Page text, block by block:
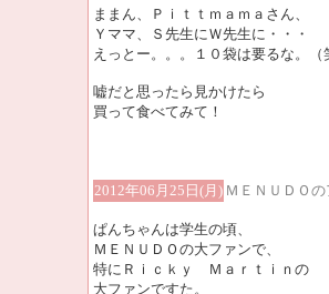
ままん、Ｐｉｔｔｍａｍａさん、
Ｙママ、Ｓ先生にＷ先生に・・・
えっとー。。。１０袋は要るな。（
嘘だと思ったら見かけたら
買って食べてみて！
2012年06月25日(月) ＭＥＮＵＤＯ
ぱんちゃんは学生の頃、
ＭＥＮＵＤＯの大ファンで、
特にＲｉｃｋｙ Ｍａｒｔｉｎの
大ファンですた。